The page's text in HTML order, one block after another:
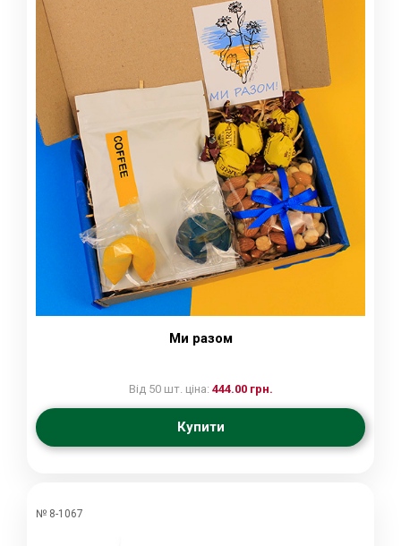
Ми разом
Від 50 шт. ціна: 444.00 грн.
Купити
№ 8-1067